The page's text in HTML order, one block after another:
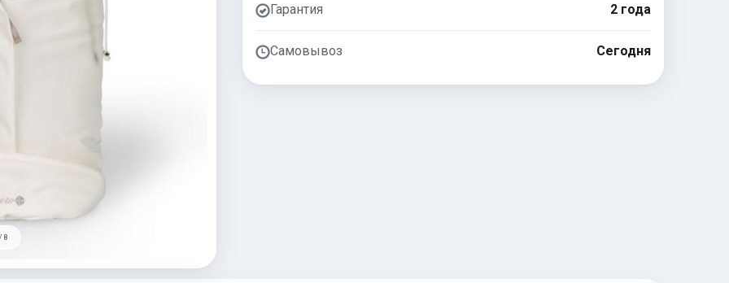
8
Гарантия 2 года
Самовывоз Сегодня